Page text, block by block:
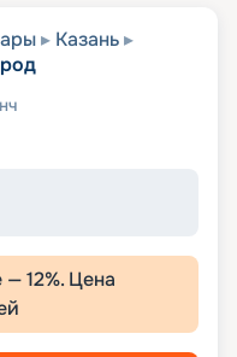
Казань
нч
—12%. Цена